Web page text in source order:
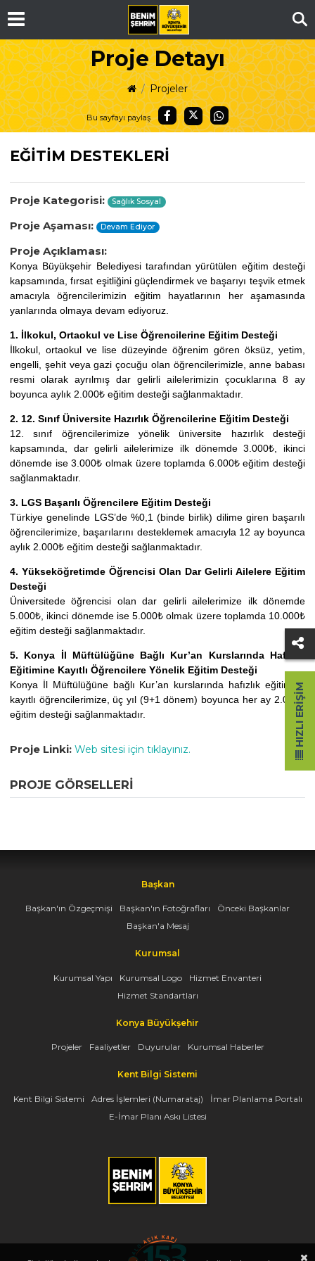
Proje Detayı
Projeler
Bu sayfayı paylaş
EĞİTİM DESTEKLERİ
Proje Kategorisi: Sağlık Sosyal
Proje Aşaması: Devam Ediyor
Proje Açıklaması:
Konya Büyükşehir Belediyesi tarafından yürütülen eğitim desteği
kapsamında, fırsat eşitliğini güçlendirmek ve başarıyı teşvik etmek
amacıyla öğrencilerimizin eğitim hayatlarının her aşamasında
yanlarında olmaya devam ediyoruz.
1. İlkokul, Ortaokul ve Lise Öğrencilerine Eğitim Desteği
İlkokul, ortaokul ve lise düzeyinde öğrenim gören öksüz, yetim,
engelli, şehit veya gazi çocuğu olan öğrencilerimizle, anne babası
resmi olarak ayrılmış dar gelirli ailelerimizin çocuklarına 8 ay
boyunca aylık 2.000₺ eğitim desteği sağlanmaktadır.
2. 12. Sınıf Üniversite Hazırlık Öğrencilerine Eğitim Desteği
12. sınıf öğrencilerimize yönelik üniversite hazırlık desteği
kapsamında, dar gelirli ailelerimize ilk dönemde 3.000₺, ikinci
dönemde ise 3.000₺ olmak üzere toplamda 6.000₺ eğitim desteği
sağlanmaktadır.
3. LGS Başarılı Öğrencilere Eğitim Desteği
Türkiye genelinde LGS’de %0,1 (binde birlik) dilime giren başarılı
öğrencilerimize, başarılarını desteklemek amacıyla 12 ay boyunca
aylık 2.000₺ eğitim desteği sağlanmaktadır.
4. Yükseköğretimde Öğrencisi Olan Dar Gelirli Ailelere Eğitim
Desteği
Üniversitede öğrencisi olan dar gelirli ailelerimize ilk dönemde
5.000₺, ikinci dönemde ise 5.000₺ olmak üzere toplamda 10.000₺
eğitim desteği sağlanmaktadır.
5. Konya İl Müftülüğüne Bağlı Kur’an Kurslarında Hafızlık
Eğitimine Kayıtlı Öğrencilere Yönelik Eğitim Desteği
Konya İl Müftülüğüne bağlı Kur’an kurslarında hafızlık eğitimine
kayıtlı öğrencilerimize, üç yıl (9+1 dönem) boyunca her ay 2.000₺
eğitim desteği sağlanmaktadır.
Proje Linki: Web sitesi için tıklayınız.
PROJE GÖRSELLERI
Başkan
Başkan'ın Özgeçmişi Başkan'ın Fotoğrafları
Önceki Başkanlar
Başkan'a Mesaj
Kurumsal
Kurumsal Yapı Kurumsal Logo
Hizmet Envanteri
Hizmet Standartları
Konya Büyükşehir
Projeler Faaliyetler Duyurular Kurumsal Haberler
Kent Bilgi Sistemi
Kent Bilgi Sistemi Adres İşlemleri (Numarataj)
İmar Planlama Portalı
E-İmar Planı Askı Listesi
HIZLI ERIŞIM